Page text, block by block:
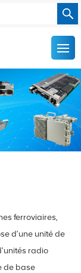
ferroviaires,
d'une unité de
radio
de base